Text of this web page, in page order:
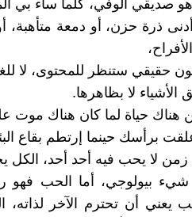
أدنى ذرة حزن، أو دمعة
لا بظاهرها.
برأسك حينما إرتطم بقاع
شيء بيولوجي، أما الحب فهو
يعني أن تحترم الآخر